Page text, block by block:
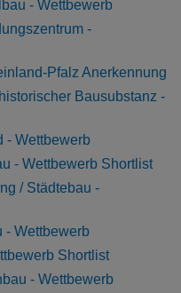
- Wettbewerb
-
Pfalz Anerkennung
Bausubstanz -
- Wettbewerb
- Wettbewerb Shortlist
/ Städtebau -
- Wettbewerb
Shortlist
- Wettbewerb